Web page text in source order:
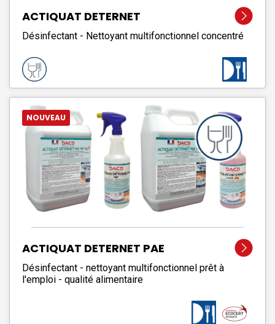
ACTIQUAT DETERNET
Désinfectant - Nettoyant multifonctionnel concentré
NOUVEAU
ACTIQUAT DETERNET PAE
Désinfectant - nettoyant multifonctionnel prêt à
l'emploi - qualité alimentaire